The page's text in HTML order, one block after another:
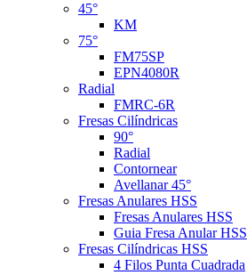
45°
KM
75°
FM75SP
EPN4080R
Radial
FMRC-6R
Fresas Cilíndricas
90°
Radial
Contornear
Avellanar 45°
Fresas Anulares HSS
Fresas Anulares HSS
Guia Fresa Anular HSS
Fresas Cilíndricas HSS
4 Filos Punta Cuadrada